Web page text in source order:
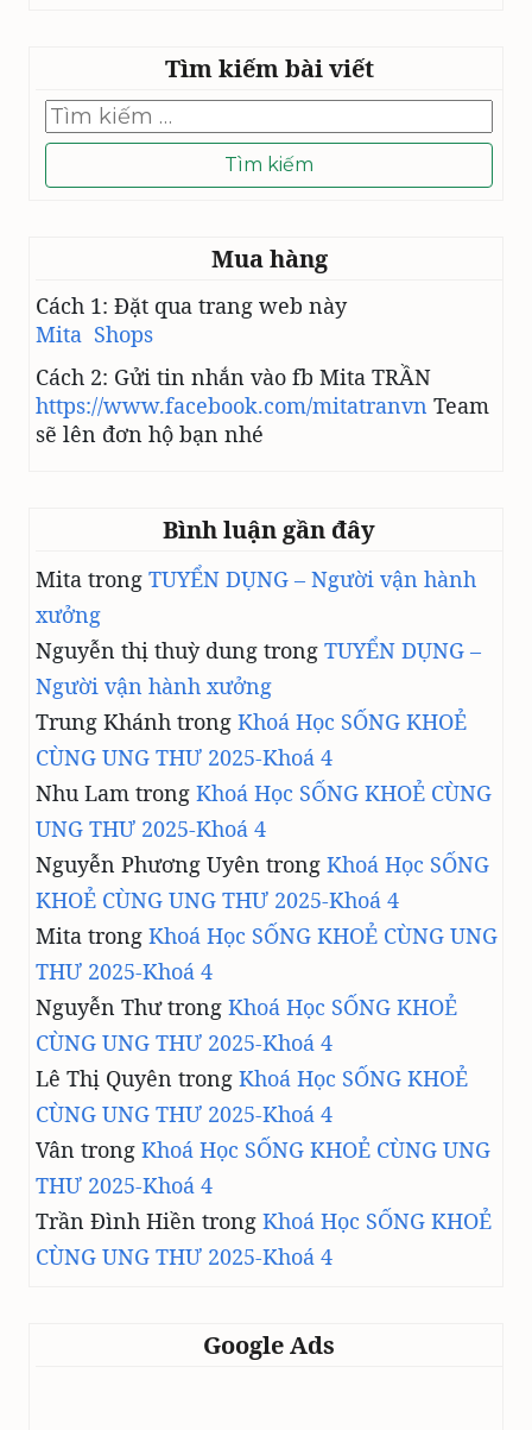
Tìm kiếm bài viết
Tìm
kiếm
cho:
Mua hàng
Cách 1: Đặt qua trang web này
Mita Shops
Cách 2: Gửi tin nhắn vào fb Mita TRẦN
https://www.facebook.com/mitatranvn Team
sẽ lên đơn hộ bạn nhé
Bình luận gần đây
Mita trong TUYỂN DỤNG – Người vận hành
xưởng
Nguyễn thị thuỳ dung trong TUYỂN DỤNG –
Người vận hành xưởng
Trung Khánh trong Khoá Học SỐNG KHOẺ
CÙNG UNG THƯ 2025-Khoá 4
Nhu Lam trong Khoá Học SỐNG KHOẺ CÙNG
UNG THƯ 2025-Khoá 4
Nguyễn Phương Uyên trong Khoá Học SỐNG
KHOẺ CÙNG UNG THƯ 2025-Khoá 4
Mita trong Khoá Học SỐNG KHOẺ CÙNG UNG
THƯ 2025-Khoá 4
Nguyễn Thưtrong Khoá Học SỐNG KHOẺ
CÙNG UNG THƯ 2025-Khoá 4
Lê Thị Quyên trong Khoá Học SỐNG KHOẺ
CÙNG UNG THƯ 2025-Khoá 4
Vân trong Khoá Học SỐNG KHOẺ CÙNG UNG
THƯ 2025-Khoá 4
Trần Đình Hiền trong Khoá Học SỐNG KHOẺ
CÙNG UNG THƯ 2025-Khoá 4
Google Ads